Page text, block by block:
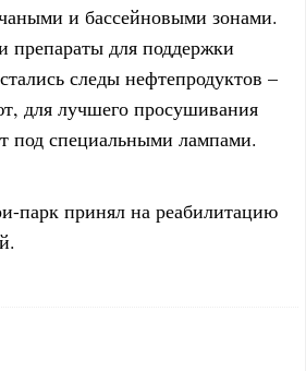
и бассейновыми зонами.
для поддержки
следы нефтепродуктов –
для лучшего просушивания
под специальными лампами.
парк принял на реабилитацию